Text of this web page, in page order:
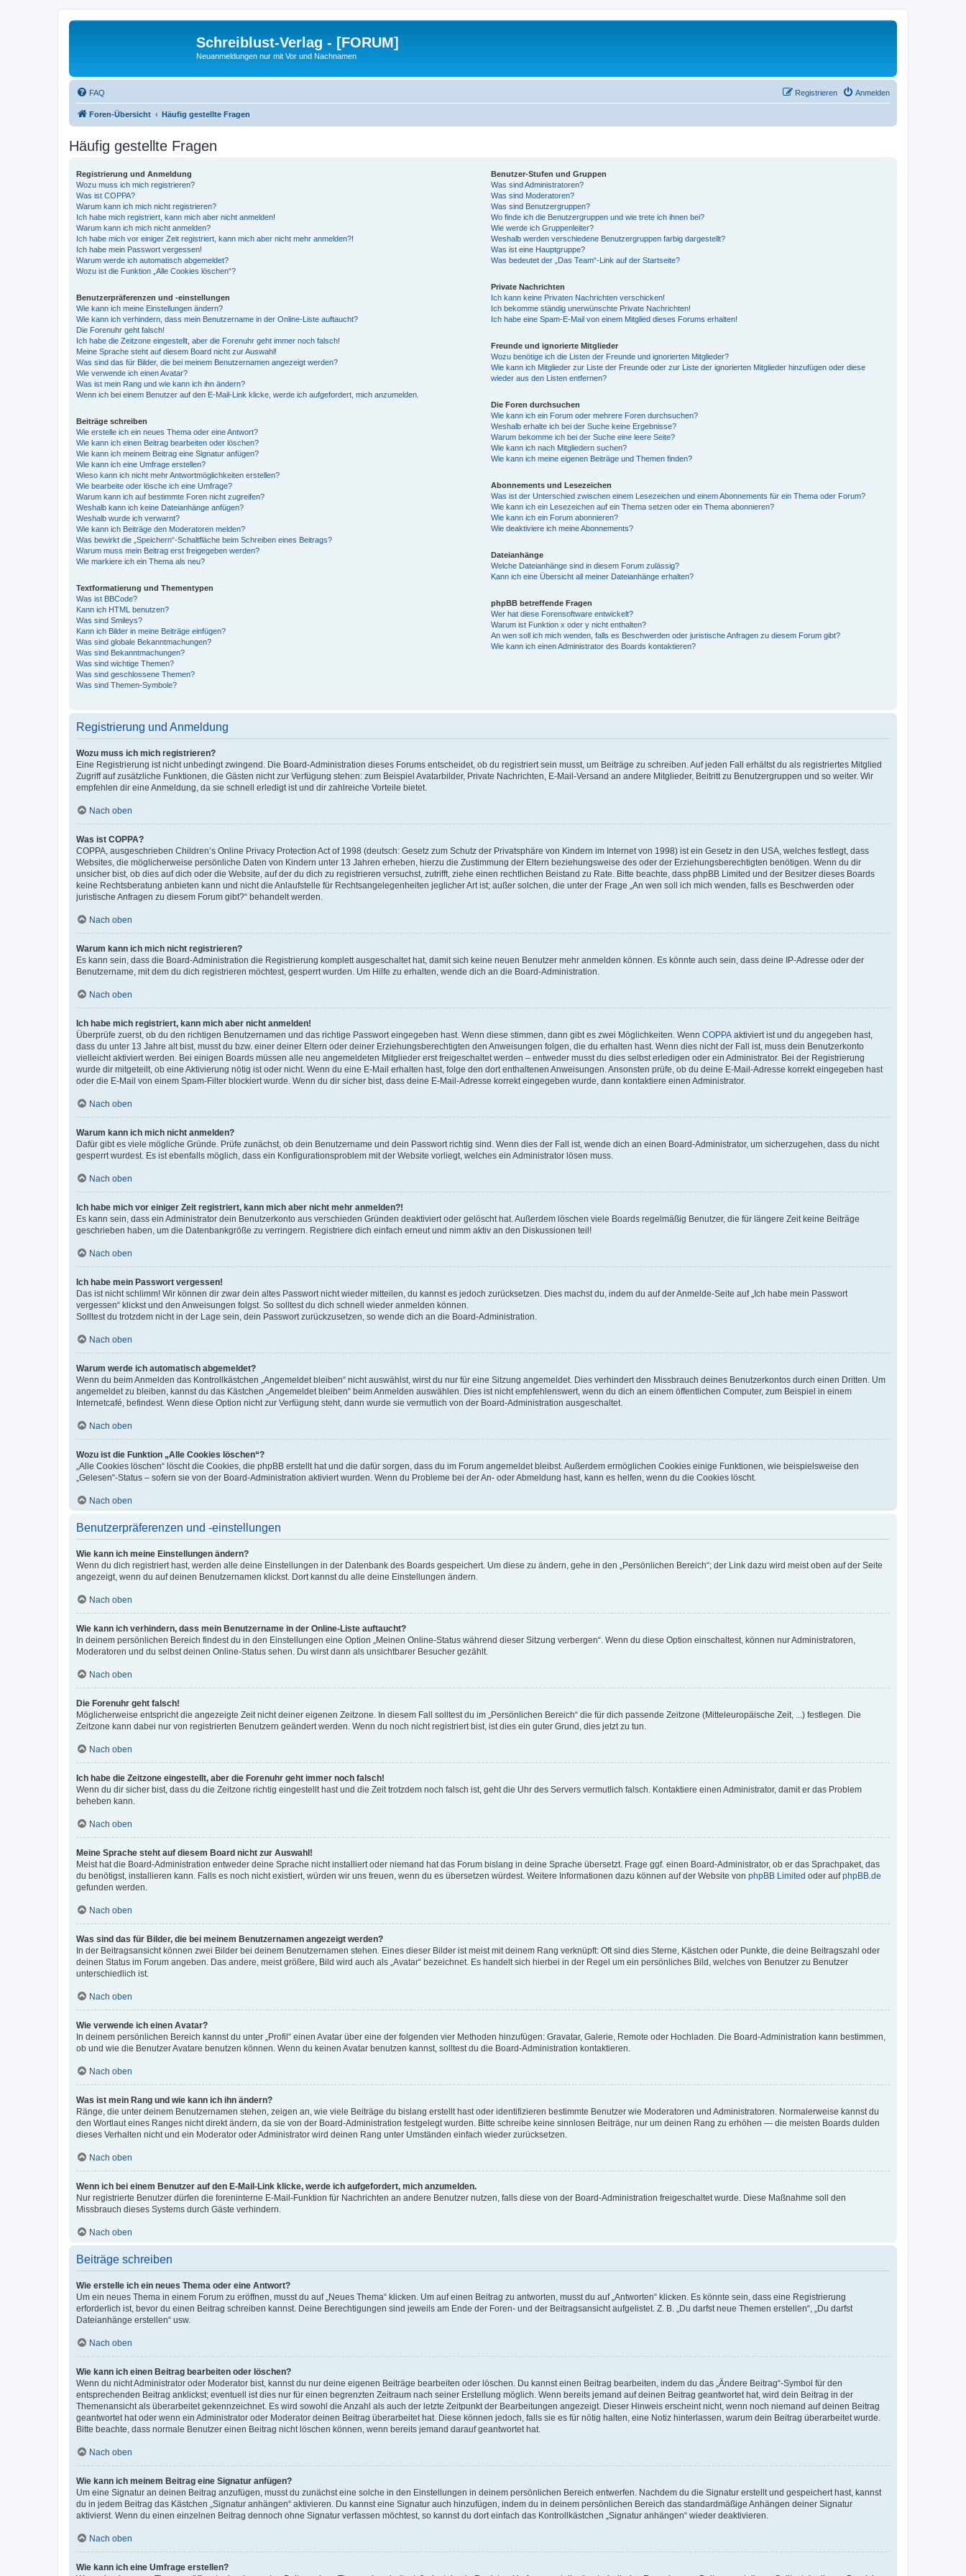
Schreiblust-Verlag - [FORUM]
Neuanmeldungen nur mit Vor und Nachnamen
FAQ Anmelden
Registrieren
Foren-Übersicht Häufig gestellte Fragen
Häufig gestellte Fragen
Registrierung und Anmeldung
Wozu muss ich mich registrieren?
Was ist COPPA?
Warum kann ich mich nicht registrieren?
Ich habe mich registriert, kann mich aber nicht anmelden!
Warum kann ich mich nicht anmelden?
Ich habe mich vor einiger Zeit registriert, kann mich aber nicht mehr anmelden?!
Ich habe mein Passwort vergessen!
Warum werde ich automatisch abgemeldet?
Wozu ist die Funktion „Alle Cookies löschen“?
Benutzerpräferenzen und -einstellungen
Wie kann ich meine Einstellungen ändern?
Wie kann ich verhindern, dass mein Benutzername in der Online-Liste auftaucht?
Die Forenuhr geht falsch!
Ich habe die Zeitzone eingestellt, aber die Forenuhr geht immer noch falsch!
Meine Sprache steht auf diesem Board nicht zur Auswahl!
Was sind das für Bilder, die bei meinem Benutzernamen angezeigt werden?
Wie verwende ich einen Avatar?
Was ist mein Rang und wie kann ich ihn ändern?
Wenn ich bei einem Benutzer auf den E-Mail-Link klicke, werde ich aufgefordert, mich anzumelden.
Beiträge schreiben
Wie erstelle ich ein neues Thema oder eine Antwort?
Wie kann ich einen Beitrag bearbeiten oder löschen?
Wie kann ich meinem Beitrag eine Signatur anfügen?
Wie kann ich eine Umfrage erstellen?
Wieso kann ich nicht mehr Antwortmöglichkeiten erstellen?
Wie bearbeite oder lösche ich eine Umfrage?
Warum kann ich auf bestimmte Foren nicht zugreifen?
Weshalb kann ich keine Dateianhänge anfügen?
Weshalb wurde ich verwarnt?
Wie kann ich Beiträge den Moderatoren melden?
Was bewirkt die „Speichern“-Schaltfläche beim Schreiben eines Beitrags?
Warum muss mein Beitrag erst freigegeben werden?
Wie markiere ich ein Thema als neu?
Textformatierung und Thementypen
Was ist BBCode?
Kann ich HTML benutzen?
Was sind Smileys?
Kann ich Bilder in meine Beiträge einfügen?
Was sind globale Bekanntmachungen?
Was sind Bekanntmachungen?
Was sind wichtige Themen?
Was sind geschlossene Themen?
Was sind Themen-Symbole?
Benutzer-Stufen und Gruppen
Was sind Administratoren?
Was sind Moderatoren?
Was sind Benutzergruppen?
Wo finde ich die Benutzergruppen und wie trete ich ihnen bei?
Wie werde ich Gruppenleiter?
Weshalb werden verschiedene Benutzergruppen farbig dargestellt?
Was ist eine Hauptgruppe?
Was bedeutet der „Das Team“-Link auf der Startseite?
Private Nachrichten
Ich kann keine Privaten Nachrichten verschicken!
Ich bekomme ständig unerwünschte Private Nachrichten!
Ich habe eine Spam-E-Mail von einem Mitglied dieses Forums erhalten!
Freunde und ignorierte Mitglieder
Wozu benötige ich die Listen der Freunde und ignorierten Mitglieder?
Wie kann ich Mitglieder zur Liste der Freunde oder zur Liste der ignorierten Mitglieder hinzufügen oder diese
wieder aus den Listen entfernen?
Die Foren durchsuchen
Wie kann ich ein Forum oder mehrere Foren durchsuchen?
Weshalb erhalte ich bei der Suche keine Ergebnisse?
Warum bekomme ich bei der Suche eine leere Seite?
Wie kann ich nach Mitgliedern suchen?
Wie kann ich meine eigenen Beiträge und Themen finden?
Abonnements und Lesezeichen
Was ist der Unterschied zwischen einem Lesezeichen und einem Abonnements für ein Thema oder Forum?
Wie kann ich ein Lesezeichen auf ein Thema setzen oder ein Thema abonnieren?
Wie kann ich ein Forum abonnieren?
Wie deaktiviere ich meine Abonnements?
Dateianhänge
Welche Dateianhänge sind in diesem Forum zulässig?
Kann ich eine Übersicht all meiner Dateianhänge erhalten?
phpBB betreffende Fragen
Wer hat diese Forensoftware entwickelt?
Warum ist Funktion x oder y nicht enthalten?
An wen soll ich mich wenden, falls es Beschwerden oder juristische Anfragen zu diesem Forum gibt?
Wie kann ich einen Administrator des Boards kontaktieren?
Registrierung und Anmeldung
Wozu muss ich mich registrieren?
Eine Registrierung ist nicht unbedingt zwingend. Die Board-Administration dieses Forums entscheidet, ob du registriert sein musst, um Beiträge zu schreiben. Auf jeden Fall erhältst du als registriertes Mitglied
Zugriff auf zusätzliche Funktionen, die Gästen nicht zur Verfügung stehen: zum Beispiel Avatarbilder, Private Nachrichten, E-Mail-Versand an andere Mitglieder, Beitritt zu Benutzergruppen und so weiter. Wir
empfehlen dir eine Anmeldung, da sie schnell erledigt ist und dir zahlreiche Vorteile bietet.
Nach oben
Was ist COPPA?
COPPA, ausgeschrieben Children’s Online Privacy Protection Act of 1998 (deutsch: Gesetz zum Schutz der Privatsphäre von Kindern im Internet von 1998) ist ein Gesetz in den USA, welches festlegt, dass
Websites, die möglicherweise persönliche Daten von Kindern unter 13 Jahren erheben, hierzu die Zustimmung der Eltern beziehungsweise des oder der Erziehungsberechtigten benötigen. Wenn du dir
unsicher bist, ob dies auf dich oder die Website, auf der du dich zu registrieren versuchst, zutrifft, ziehe einen rechtlichen Beistand zu Rate. Bitte beachte, dass phpBB Limited und der Besitzer dieses Boards
keine Rechtsberatung anbieten kann und nicht die Anlaufstelle für Rechtsangelegenheiten jeglicher Art ist; außer solchen, die unter der Frage „An wen soll ich mich wenden, falls es Beschwerden oder
juristische Anfragen zu diesem Forum gibt?“ behandelt werden.
Nach oben
Warum kann ich mich nicht registrieren?
Es kann sein, dass die Board-Administration die Registrierung komplett ausgeschaltet hat, damit sich keine neuen Benutzer mehr anmelden können. Es könnte auch sein, dass deine IP-Adresse oder der
Benutzername, mit dem du dich registrieren möchtest, gesperrt wurden. Um Hilfe zu erhalten, wende dich an die Board-Administration.
Nach oben
Ich habe mich registriert, kann mich aber nicht anmelden!
Überprüfe zuerst, ob du den richtigen Benutzernamen und das richtige Passwort eingegeben hast. Wenn diese stimmen, dann gibt es zwei Möglichkeiten. Wenn COPPA aktiviert ist und du angegeben hast,
dass du unter 13 Jahre alt bist, musst du bzw. einer deiner Eltern oder deiner Erziehungsberechtigten den Anweisungen folgen, die du erhalten hast. Wenn dies nicht der Fall ist, muss dein Benutzerkonto
vielleicht aktiviert werden. Bei einigen Boards müssen alle neu angemeldeten Mitglieder erst freigeschaltet werden – entweder musst du dies selbst erledigen oder ein Administrator. Bei der Registrierung
wurde dir mitgeteilt, ob eine Aktivierung nötig ist oder nicht. Wenn du eine E-Mail erhalten hast, folge den dort enthaltenen Anweisungen. Ansonsten prüfe, ob du deine E-Mail-Adresse korrekt eingegeben hast
oder die E-Mail von einem Spam-Filter blockiert wurde. Wenn du dir sicher bist, dass deine E-Mail-Adresse korrekt eingegeben wurde, dann kontaktiere einen Administrator.
Nach oben
Warum kann ich mich nicht anmelden?
Dafür gibt es viele mögliche Gründe. Prüfe zunächst, ob dein Benutzername und dein Passwort richtig sind. Wenn dies der Fall ist, wende dich an einen Board-Administrator, um sicherzugehen, dass du nicht
gesperrt wurdest. Es ist ebenfalls möglich, dass ein Konfigurationsproblem mit der Website vorliegt, welches ein Administrator lösen muss.
Nach oben
Ich habe mich vor einiger Zeit registriert, kann mich aber nicht mehr anmelden?!
Es kann sein, dass ein Administrator dein Benutzerkonto aus verschieden Gründen deaktiviert oder gelöscht hat. Außerdem löschen viele Boards regelmäßig Benutzer, die für längere Zeit keine Beiträge
geschrieben haben, um die Datenbankgröße zu verringern. Registriere dich einfach erneut und nimm aktiv an den Diskussionen teil!
Nach oben
Ich habe mein Passwort vergessen!
Das ist nicht schlimm! Wir können dir zwar dein altes Passwort nicht wieder mitteilen, du kannst es jedoch zurücksetzen. Dies machst du, indem du auf der Anmelde-Seite auf „Ich habe mein Passwort
vergessen“ klickst und den Anweisungen folgst. So solltest du dich schnell wieder anmelden können.
Solltest du trotzdem nicht in der Lage sein, dein Passwort zurückzusetzen, so wende dich an die Board-Administration.
Nach oben
Warum werde ich automatisch abgemeldet?
Wenn du beim Anmelden das Kontrollkästchen „Angemeldet bleiben“ nicht auswählst, wirst du nur für eine Sitzung angemeldet. Dies verhindert den Missbrauch deines Benutzerkontos durch einen Dritten. Um
angemeldet zu bleiben, kannst du das Kästchen „Angemeldet bleiben“ beim Anmelden auswählen. Dies ist nicht empfehlenswert, wenn du dich an einem öffentlichen Computer, zum Beispiel in einem
Internetcafé, befindest. Wenn diese Option nicht zur Verfügung steht, dann wurde sie vermutlich von der Board-Administration ausgeschaltet.
Nach oben
Wozu ist die Funktion „Alle Cookies löschen“?
„Alle Cookies löschen“ löscht die Cookies, die phpBB erstellt hat und die dafür sorgen, dass du im Forum angemeldet bleibst. Außerdem ermöglichen Cookies einige Funktionen, wie beispielsweise den
„Gelesen“-Status – sofern sie von der Board-Administration aktiviert wurden. Wenn du Probleme bei der An- oder Abmeldung hast, kann es helfen, wenn du die Cookies löscht.
Nach oben
Benutzerpräferenzen und -einstellungen
Wie kann ich meine Einstellungen ändern?
Wenn du dich registriert hast, werden alle deine Einstellungen in der Datenbank des Boards gespeichert. Um diese zu ändern, gehe in den „Persönlichen Bereich“; der Link dazu wird meist oben auf der Seite
angezeigt, wenn du auf deinen Benutzernamen klickst. Dort kannst du alle deine Einstellungen ändern.
Nach oben
Wie kann ich verhindern, dass mein Benutzername in der Online-Liste auftaucht?
In deinem persönlichen Bereich findest du in den Einstellungen eine Option „Meinen Online-Status während dieser Sitzung verbergen“. Wenn du diese Option einschaltest, können nur Administratoren,
Moderatoren und du selbst deinen Online-Status sehen. Du wirst dann als unsichtbarer Besucher gezählt.
Nach oben
Die Forenuhr geht falsch!
Möglicherweise entspricht die angezeigte Zeit nicht deiner eigenen Zeitzone. In diesem Fall solltest du im „Persönlichen Bereich“ die für dich passende Zeitzone (Mitteleuropäische Zeit, ...) festlegen. Die
Zeitzone kann dabei nur von registrierten Benutzern geändert werden. Wenn du noch nicht registriert bist, ist dies ein guter Grund, dies jetzt zu tun.
Nach oben
Ich habe die Zeitzone eingestellt, aber die Forenuhr geht immer noch falsch!
Wenn du dir sicher bist, dass du die Zeitzone richtig eingestellt hast und die Zeit trotzdem noch falsch ist, geht die Uhr des Servers vermutlich falsch. Kontaktiere einen Administrator, damit er das Problem
beheben kann.
Nach oben
Meine Sprache steht auf diesem Board nicht zur Auswahl!
Meist hat die Board-Administration entweder deine Sprache nicht installiert oder niemand hat das Forum bislang in deine Sprache übersetzt. Frage ggf. einen Board-Administrator, ob er das Sprachpaket, das
du benötigst, installieren kann. Falls es noch nicht existiert, würden wir uns freuen, wenn du es übersetzen würdest. Weitere Informationen dazu können auf der Website von phpBB Limited oder aufphpBB.de
gefunden werden.
Nach oben
Was sind das für Bilder, die bei meinem Benutzernamen angezeigt werden?
In der Beitragsansicht können zwei Bilder bei deinem Benutzernamen stehen. Eines dieser Bilder ist meist mit deinem Rang verknüpft: Oft sind dies Sterne, Kästchen oder Punkte, die deine Beitragszahl oder
deinen Status im Forum angeben. Das andere, meist größere, Bild wird auch als „Avatar“ bezeichnet. Es handelt sich hierbei in der Regel um ein persönliches Bild, welches von Benutzer zu Benutzer
unterschiedlich ist.
Nach oben
Wie verwende ich einen Avatar?
In deinem persönlichen Bereich kannst du unter „Profil“ einen Avatar über eine der folgenden vier Methoden hinzufügen: Gravatar, Galerie, Remote oder Hochladen. Die Board-Administration kann bestimmen,
ob und wie die Benutzer Avatare benutzen können. Wenn du keinen Avatar benutzen kannst, solltest du die Board-Administration kontaktieren.
Nach oben
Was ist mein Rang und wie kann ich ihn ändern?
Ränge, die unter deinem Benutzernamen stehen, zeigen an, wie viele Beiträge du bislang erstellt hast oder identifizieren bestimmte Benutzer wie Moderatoren und Administratoren. Normalerweise kannst du
den Wortlaut eines Ranges nicht direkt ändern, da sie von der Board-Administration festgelegt wurden. Bitte schreibe keine sinnlosen Beiträge, nur um deinen Rang zu erhöhen — die meisten Boards dulden
dieses Verhalten nicht und ein Moderator oder Administrator wird deinen Rang unter Umständen einfach wieder zurücksetzen.
Nach oben
Wenn ich bei einem Benutzer auf den E-Mail-Link klicke, werde ich aufgefordert, mich anzumelden.
Nur registrierte Benutzer dürfen die foreninterne E-Mail-Funktion für Nachrichten an andere Benutzer nutzen, falls diese von der Board-Administration freigeschaltet wurde. Diese Maßnahme soll den
Missbrauch dieses Systems durch Gäste verhindern.
Nach oben
Beiträge schreiben
Wie erstelle ich ein neues Thema oder eine Antwort?
Um ein neues Thema in einem Forum zu eröffnen, musst du auf „Neues Thema“ klicken. Um auf einen Beitrag zu antworten, musst du auf „Antworten“ klicken. Es könnte sein, dass eine Registrierung
erforderlich ist, bevor du einen Beitrag schreiben kannst. Deine Berechtigungen sind jeweils am Ende der Foren- und der Beitragsansicht aufgelistet. Z. B. „Du darfst neue Themen erstellen“, „Du darfst
Dateianhänge erstellen“ usw.
Nach oben
Wie kann ich einen Beitrag bearbeiten oder löschen?
Wenn du nicht Administrator oder Moderator bist, kannst du nur deine eigenen Beiträge bearbeiten oder löschen. Du kannst einen Beitrag bearbeiten, indem du das „Ändere Beitrag“-Symbol für den
entsprechenden Beitrag anklickst; eventuell ist dies nur für einen begrenzten Zeitraum nach seiner Erstellung möglich. Wenn bereits jemand auf deinen Beitrag geantwortet hat, wird dein Beitrag in der
Themenansicht als überarbeitet gekennzeichnet. Es wird sowohl die Anzahl als auch der letzte Zeitpunkt der Bearbeitungen angezeigt. Dieser Hinweis erscheint nicht, wenn noch niemand auf deinen Beitrag
geantwortet hat oder wenn ein Administrator oder Moderator deinen Beitrag überarbeitet hat. Diese können jedoch, falls sie es für nötig halten, eine Notiz hinterlassen, warum dein Beitrag überarbeitet wurde.
Bitte beachte, dass normale Benutzer einen Beitrag nicht löschen können, wenn bereits jemand darauf geantwortet hat.
Nach oben
Wie kann ich meinem Beitrag eine Signatur anfügen?
Um eine Signatur an deinen Beitrag anzufügen, musst du zunächst eine solche in den Einstellungen in deinem persönlichen Bereich entwerfen. Nachdem du die Signatur erstellt und gespeichert hast, kannst
du in jedem Beitrag das Kästchen „Signatur anhängen“ aktivieren. Du kannst eine Signatur auch hinzufügen, indem du in deinem persönlichen Bereich das standardmäßige Anhängen deiner Signatur
aktivierst. Wenn du einen einzelnen Beitrag dennoch ohne Signatur verfassen möchtest, so kannst du dort einfach das Kontrollkästchen „Signatur anhängen“ wieder deaktivieren.
Nach oben
Wie kann ich eine Umfrage erstellen?